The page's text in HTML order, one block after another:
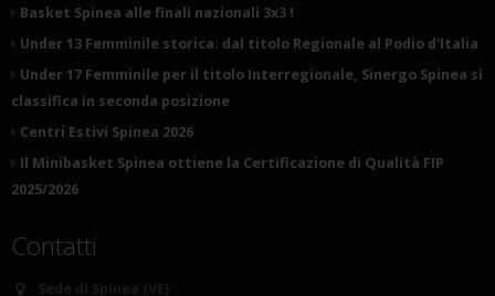
Basket Spinea alle finali nazionali 3x3 !
Under 13 Femminile storica: dal titolo Regionale al Podio d'Italia
Under 17 Femminile per il titolo Interregionale, Sinergo Spinea si
classifica in seconda posizione
Centri Estivi Spinea 2026
Il Minibasket Spinea ottiene la Certificazione di Qualità FIP
2025/2026
Contatti